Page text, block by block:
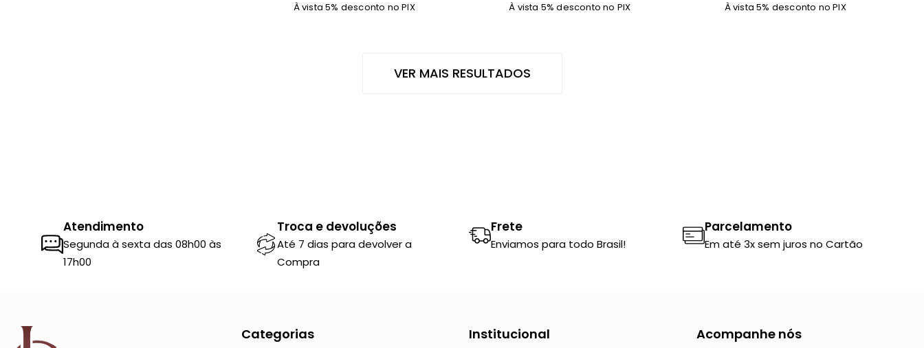
À vista 5% desconto no PIX
À vista 5% desconto no PIX
À vista 5% desconto no PIX
VER MAIS RESULTADOS
Atendimento
Segunda à sexta das 08h00 às
17h00
Troca e devoluções
Até 7 dias para devolver a
Compra
Frete
Enviamos para todo Brasil!
Parcelamento
Em até 3x sem juros no Cartão
Categorias Institucional Acompanhe nós